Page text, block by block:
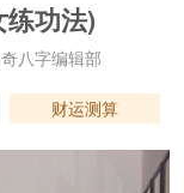
功法)
八字编辑部
财运测算